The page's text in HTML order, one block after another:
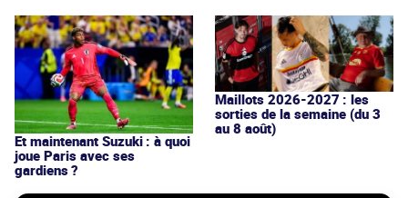
Et maintenant Suzuki : à quoi
joue Paris avec ses
gardiens ?
Maillots 2026-2027 : les
sorties de la semaine (du 3
au 8 août)